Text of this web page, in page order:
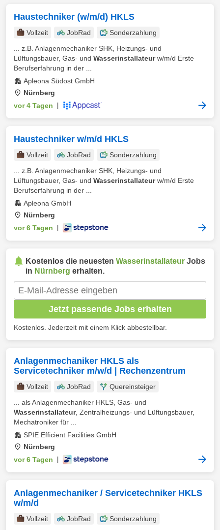
Haustechniker (w/m/d) HKLS
Vollzeit JobRad
Sonderzahlung
... z.B. Anlagenmechaniker SHK, Heizungs- und
Lüftungsbauer, Gas- und Wasserinstallateurw/m/d Erste
Berufserfahrung in der ...
Apleona Südost GmbH
Nürnberg
vor 4 Tagen
Haustechniker w/m/d HKLS
Vollzeit JobRad
Sonderzahlung
... z.B. Anlagenmechaniker SHK, Heizungs- und
Lüftungsbauer, Gas- und Wasserinstallateurw/m/d Erste
Berufserfahrung in der ...
Apleona GmbH
Nürnberg
vor 6 Tagen
Kostenlos die neuesten Wasserinstallateur Jobs
in Nürnberg erhalten.
Jetzt passende Jobs erhalten
Kostenlos. Jederzeit mit einem Klick abbestellbar.
Anlagenmechaniker HKLS als
Servicetechniker m/w/d | Rechenzentrum
Vollzeit JobRad
Quereinsteiger
... als Anlagenmechaniker HKLS, Gas- und
Wasserinstallateur, Zentralheizungs- und Lüftungsbauer,
Mechatroniker für ...
SPIE Efficient Facilities GmbH
Nürnberg
vor 6 Tagen
Anlagenmechaniker / Servicetechniker HKLS
w/m/d
Vollzeit JobRad Sonderzahlung